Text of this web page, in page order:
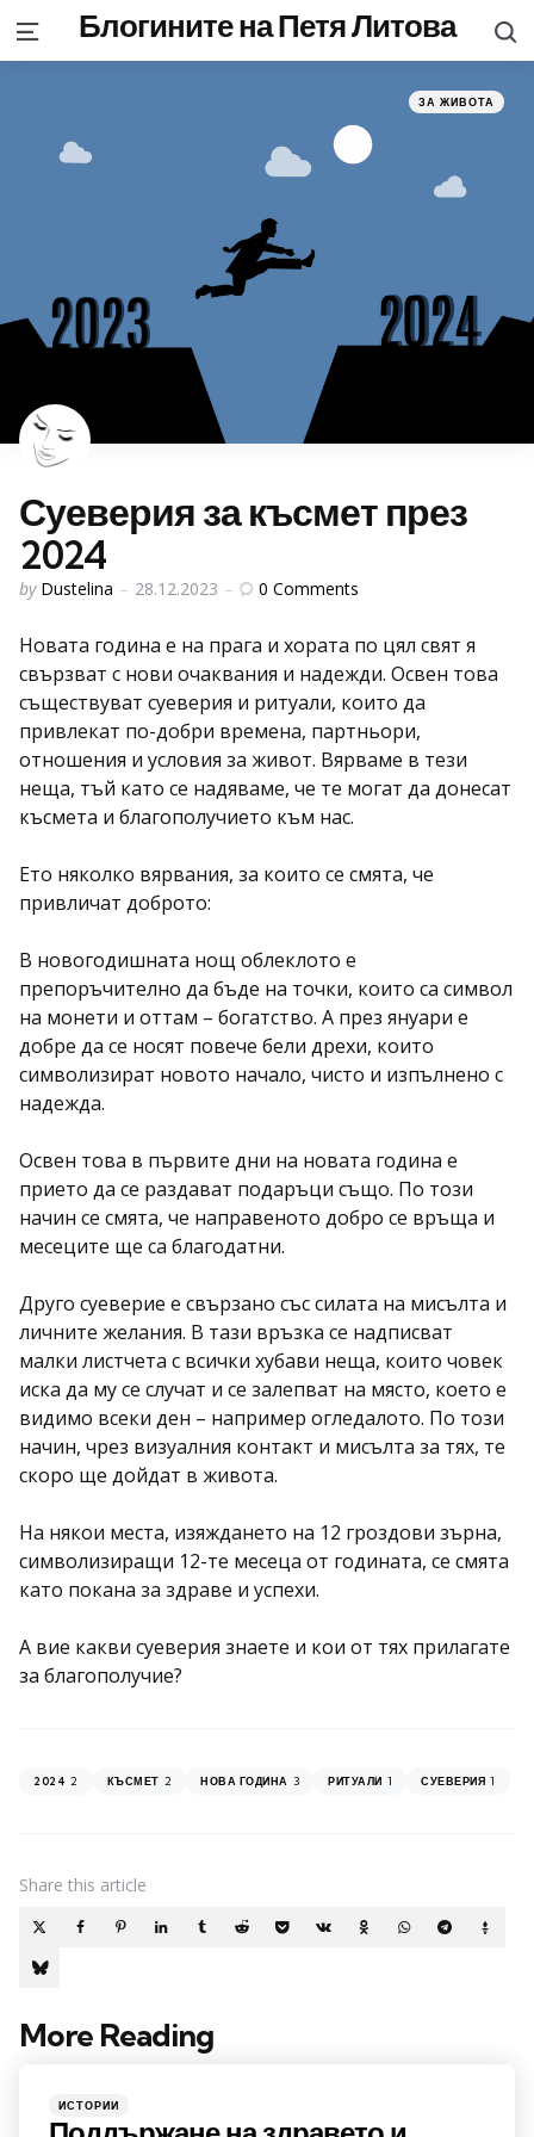
MenuБлогините на Петя Литова
Categories
Posted
in
ЗА ЖИВОТА
Суеверия за късмет през
2024
Posted
by Dustelina 28.12.2023 0 Comments
Новата година е на прага и хората по цял свят я
свързват с нови очаквания и надежди. Освен това
съществуват суеверия и ритуали, които да
привлекат по-добри времена, партньори,
отношения и условия за живот. Вярваме в тези
неща, тъй като се надяваме, че те могат да донесат
късмета и благополучието към нас.
Ето няколко вярвания, за които се смята, че
привличат доброто:
В новогодишната нощ облеклото е
препоръчително да бъде на точки, които са символ
на монети и оттам – богатство. А през януари е
добре да се носят повече бели дрехи, които
символизират новото начало, чисто и изпълнено с
надежда.
Освен това в първите дни на новата година е
прието да се раздават подаръци също. По този
начин се смята, че направеното добро се връща и
месеците ще са благодатни.
Друго суеверие е свързано със силата на мисълта и
личните желания. В тази връзка се надписват
малки листчета с всички хубави неща, които човек
иска да му се случат и се залепват на място, което е
видимо всеки ден – например огледалото. По този
начин, чрез визуалния контакт и мисълта за тях, те
скоро ще дойдат в живота.
На някои места, изяждането на 12 гроздови зърна,
символизиращи 12-те месеца от годината, се смята
като покана за здраве и успехи.
А вие какви суеверия знаете и кои от тях прилагате
за благополучие?
2024 2 КЪСМЕТ 2 НОВА ГОДИНА 3 РИТУАЛИ 1 СУЕВЕРИЯ 1
Share this article
More Reading
Post
Posted
ИСТОРИИ